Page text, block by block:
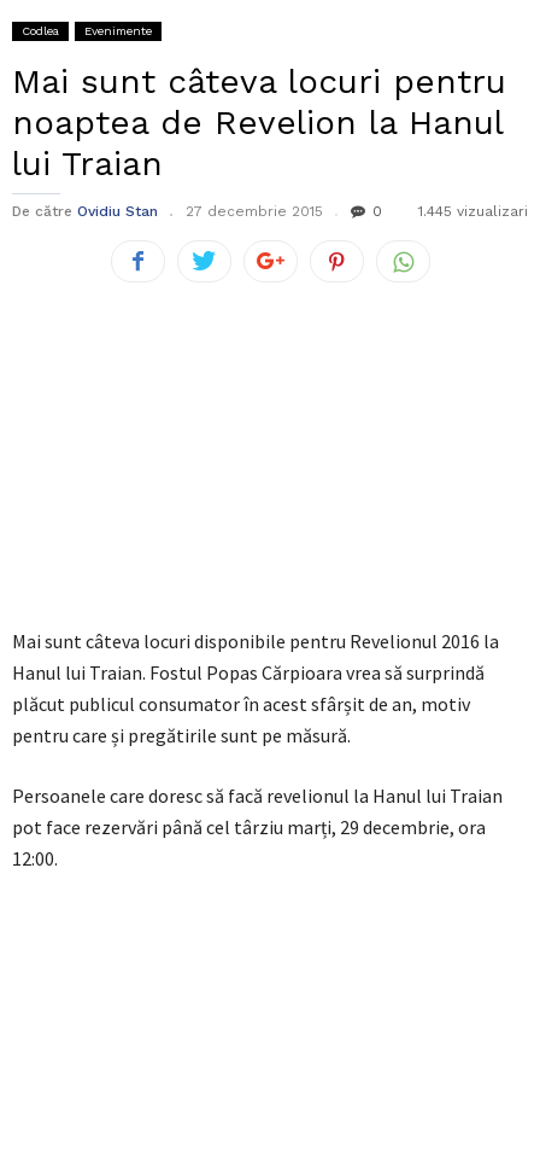
Codlea Evenimente
Mai sunt câteva locuri pentru
noaptea de Revelion la Hanul
lui Traian
De către Ovidiu Stan 27 decembrie 2015 0 1.445 vizualizari
Mai sunt câteva locuri disponibile pentru Revelionul 2016 la
Hanul lui Traian. Fostul Popas Cărpioara vrea să surprindă
plăcut publicul consumator în acest sfârșit de an, motiv
pentru care și pregătirile sunt pe măsură.
Persoanele care doresc să facă revelionul la Hanul lui Traian
pot face rezervări până cel târziu marți, 29 decembrie, ora
12:00.